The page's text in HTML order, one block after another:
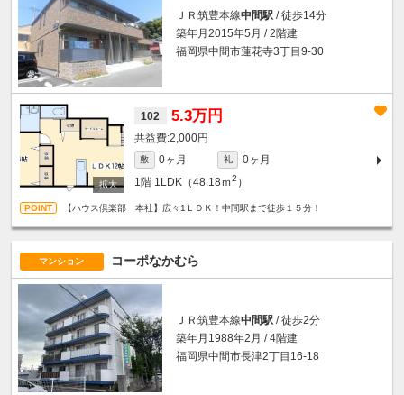
ＪＲ筑豊本線中間駅 / 徒歩14分
築年月2015年5月 / 2階建
福岡県中間市蓮花寺3丁目9-30
102 5.3万円
2,000円
敷 0ヶ月 礼
0ヶ月
1階 1LDK（48.18ｍ2 ）
【ハウス倶楽部 本社】広々1ＬＤＫ！中間駅まで徒歩１５分！
マンション コーポなかむら
ＪＲ筑豊本線中間駅 / 徒歩2分
築年月1988年2月 / 4階建
福岡県中間市長津2丁目16-18